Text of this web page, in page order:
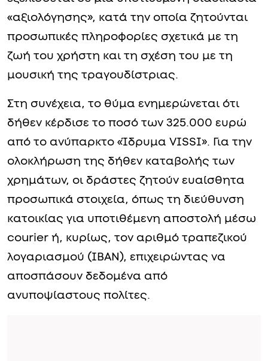
«αξιολόγησης», κατά την οποία ζητούνται
προσωπικές πληροφορίες σχετικά με τη
ζωή του χρήστη και τη σχέση του με τη
μουσική της τραγουδίστριας.
Στη συνέχεια, το θύμα ενημερώνεται ότι
δήθεν κέρδισε το ποσό των 325.000 ευρώ
από το ανύπαρκτο «Ίδρυμα VISSI». Για την
ολοκλήρωση της δήθεν καταβολής των
χρημάτων, οι δράστες ζητούν ευαίσθητα
προσωπικά στοιχεία, όπως τη διεύθυνση
κατοικίας για υποτιθέμενη αποστολή μέσω
courier ή, κυρίως, τον αριθμό τραπεζικού
λογαριασμού (IBAN), επιχειρώντας να
αποσπάσουν δεδομένα από
ανυποψίαστους πολίτες.